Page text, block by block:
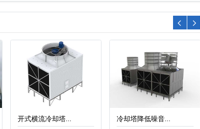
开式横流冷却塔… 冷却塔降低噪音…